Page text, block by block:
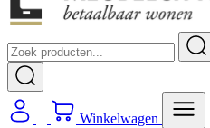
Winkelwagen